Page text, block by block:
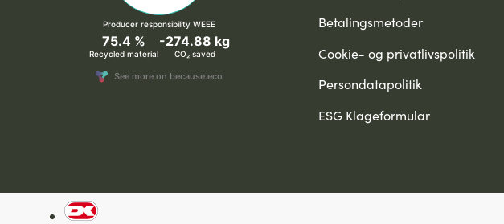
Betalingsmetoder
Cookie- og privatlivspolitik
Persondatapolitik
ESG Klageformular